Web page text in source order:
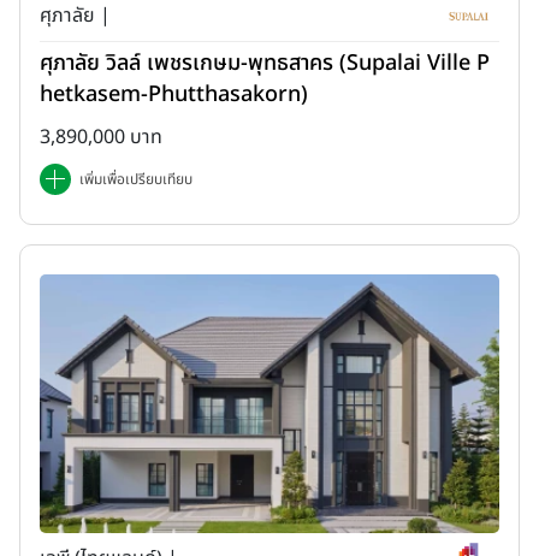
ศุภาลัย |
ศุภาลัย วิลล์ เพชรเกษม-พุทธสาคร (Supalai Ville P
hetkasem-Phutthasakorn)
3,890,000 บาท
เพิ่มเพื่อเปรียบเทียบ